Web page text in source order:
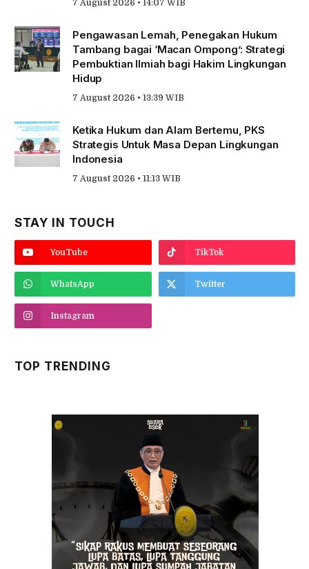
7 August 2026 • 14:07 WIB
Pengawasan Lemah, Penegakan Hukum
Tambang bagai ‘Macan Ompong’: Strategi
Pembuktian Ilmiah bagi Hakim Lingkungan
Hidup
7 August 2026 • 13:39 WIB
Ketika Hukum dan Alam Bertemu, PKS
Strategis Untuk Masa Depan Lingkungan
Indonesia
7 August 2026 • 11:13 WIB
STAY IN TOUCH
YouTube TikTok
WhatsApp Twitter
Instagram
TOP TRENDING